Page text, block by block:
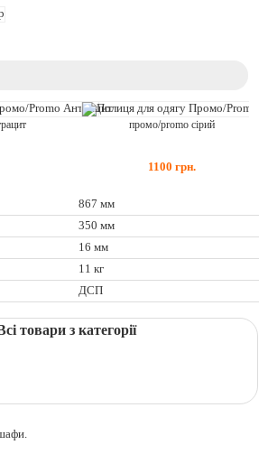
промо/promo сірий
1100 грн.
867 мм
350 мм
16 мм
11 кг
ДСП
товари з категорії